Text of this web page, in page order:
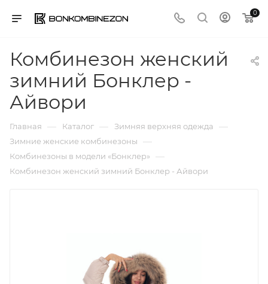
0
Комбинезон женский
зимний Бонклер -
Айвори
Главная — Каталог — Зимняя верхняя одежда —
Зимние женские комбинезоны —
Комбинезоны в модели «Бонклер» —
Комбинезон женский зимний Бонклер - Айвори